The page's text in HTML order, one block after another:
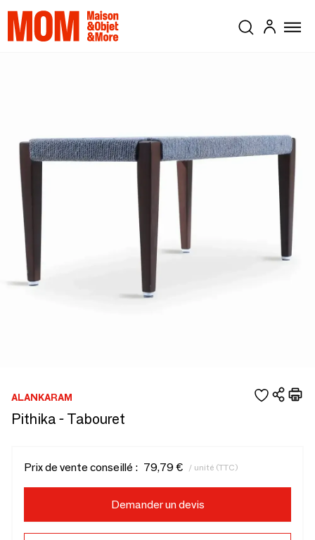
ALANKARAM
Pithika - Tabouret
Prix de vente conseillé : 79,79 € / unité (TTC)
Demander un devis